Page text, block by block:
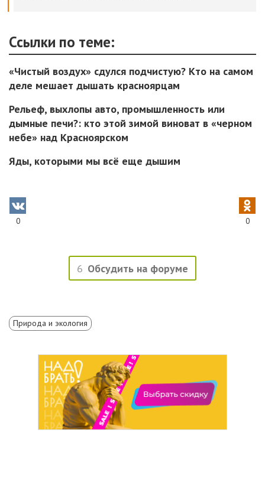
Ссылки по теме:
«Чистый воздух» сдулся подчистую? Кто на самом
деле мешает дышать красноярцам
Рельеф, выхлопы авто, промышленность или
дымные печи?: кто этой зимой виноват в «черном
небе» над Красноярском
Яды, которыми мы всё еще дышим
0 0
6 Обсудить на форуме
Природа и экология